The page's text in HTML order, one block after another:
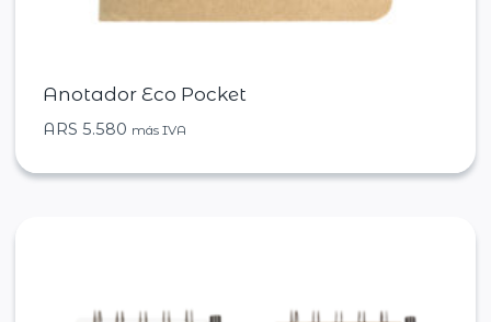
Anotador Eco Pocket
ARS 5.580 más IVA